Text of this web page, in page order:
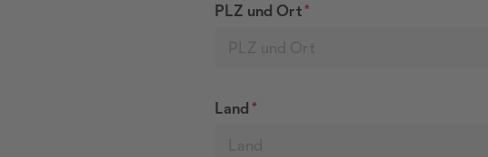
PLZ und Ort*
Land *